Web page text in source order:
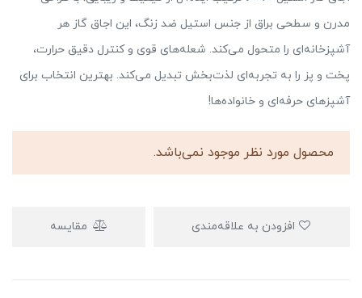
مدرن و سطحی براق از جنس استیل ضد زنگ، این اجاق گاز هر
آشپزخانه‌ای را متحول می‌کند. شعله‌های قوی و کنترل دقیق حرارت،
پخت و پز را به تجربه‌ای لذت‌بخش تبدیل می‌کند. بهترین انتخاب برای
آشپزهای حرفه‌ای و خانواده‌ها!
محصول مورد نظر موجود نمی‌باشد.
مقایسه